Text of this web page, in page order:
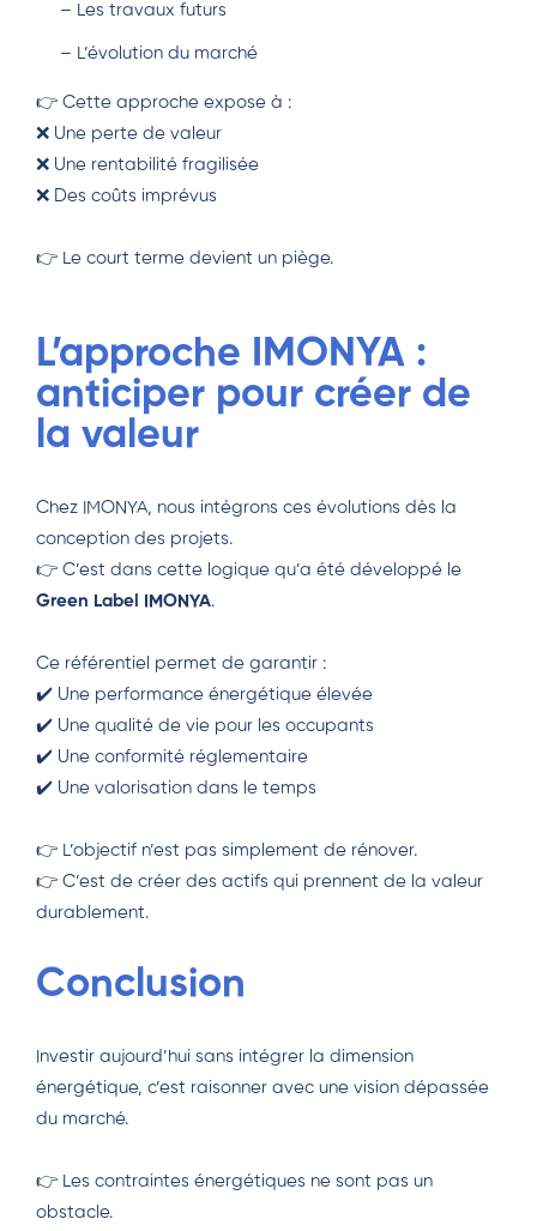
– Les travaux futurs
– L’évolution du marché
👉 Cette approche expose à :
❌ Une perte de valeur
❌ Une rentabilité fragilisée
❌ Des coûts imprévus
👉 Le court terme devient un piège.
L’approche IMONYA :
anticiper pour créer de
la valeur
Chez IMONYA, nous intégrons ces évolutions dès la
conception des projets.
👉 C’est dans cette logique qu’a été développé le
Green Label IMONYA.
Ce référentiel permet de garantir :
✔️ Une performance énergétique élevée
✔️ Une qualité de vie pour les occupants
✔️ Une conformité réglementaire
✔️ Une valorisation dans le temps
👉 L’objectif n’est pas simplement de rénover.
👉 C’est de créer des actifs qui prennent de la valeur
durablement.
Conclusion
Investir aujourd’hui sans intégrer la dimension
énergétique, c’est raisonner avec une vision dépassée
du marché.
👉 Les contraintes énergétiques ne sont pas un
obstacle.